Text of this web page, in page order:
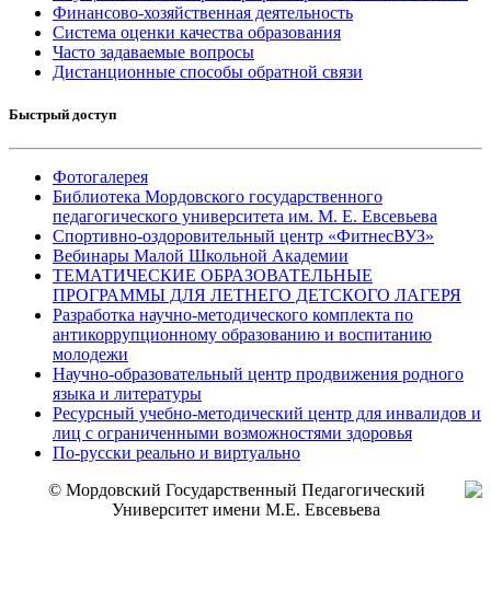
Финансово-хозяйственная деятельность
Система оценки качества образования
Часто задаваемые вопросы
Дистанционные способы обратной связи
Быстрый доступ
Фотогалерея
Библиотека Мордовского государственного
педагогического университета им. М. Е. Евсевьева
Спортивно-оздоровительный центр «ФитнесВУЗ»
Вебинары Малой Школьной Академии
ТЕМАТИЧЕСКИЕ ОБРАЗОВАТЕЛЬНЫЕ
ПРОГРАММЫ ДЛЯ ЛЕТНЕГО ДЕТСКОГО ЛАГЕРЯ
Разработка научно-методического комплекта по
антикоррупционному образованию и воспитанию
молодежи
Научно-образовательный центр продвижения родного
языка и литературы
Ресурсный учебно-методический центр для инвалидов и
лиц с ограниченными возможностями здоровья
По-русски реально и виртуально
© Мордовский Государственный Педагогический
Университет имени М.Е. Евсевьева